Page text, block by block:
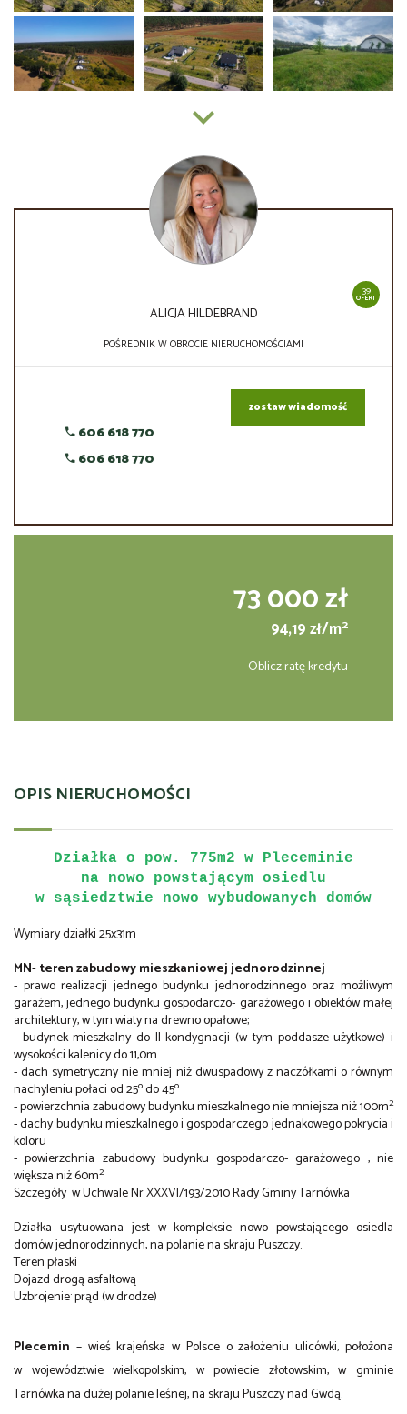
39
OFERT
ALICJA HILDEBRAND
POŚREDNIK W OBROCIE NIERUCHOMOŚCIAMI
606 618 770
606 618 770
zostaw wiadomość
73 000 zł
94,19 zł/m2
Oblicz ratę kredytu
OPIS NIERUCHOMOŚCI
Działka o pow. 775m2 w Pleceminie
na nowo powstającym osiedlu
w sąsiedztwie nowo wybudowanych domów
Wymiary działki 25x31m
MN- teren zabudowy mieszkaniowej jednorodzinnej
- prawo realizacji jednego budynku jednorodzinnego oraz możliwym
garażem, jednego budynku gospodarczo- garażowego i obiektów małej
architektury, w tym wiaty na drewno opałowe;
- budynek mieszkalny do II kondygnacji (w tym poddasze użytkowe) i
wysokości kalenicy do 11,0m
- dach symetryczny nie mniej niż dwuspadowy z naczółkami o równym
nachyleniu połaci od 25odo 45o
- powierzchnia zabudowy budynku mieszkalnego nie mniejsza niż 100m2
- dachy budynku mieszkalnego i gospodarczego jednakowego pokrycia i
koloru
- powierzchnia zabudowy budynku gospodarczo- garażowego , nie
większa niż 60m2
Szczegóły w Uchwale Nr XXXVI/193/2010 Rady Gminy Tarnówka
Działka usytuowana jest w kompleksie nowo powstającego osiedla
domów jednorodzinnych, na polanie na skraju Puszczy.
Teren płaski
Dojazd drogą asfaltową
Uzbrojenie: prąd (w drodze)
Plecemin – wieś krajeńska w Polsceo założeniuulicówki, położona
w województwie wielkopolskim, wpowiecie złotowskim, wgminie
Tarnówkana dużej polanie leśnej, na skraju Puszczy nad Gwdą.